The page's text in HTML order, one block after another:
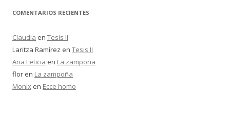
COMENTARIOS RECIENTES
Claudia en Tesis II
Laritza Ramírez en Tesis II
Ana Leticia en La zampoña
flor en La zampoña
Monix en Ecce homo